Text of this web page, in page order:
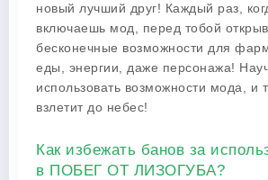
новый лучший друг! Каждый раз,
включаешь мод, перед тобой
бесконечные возможности для
еды, энергии, даже персонажа!
использовать возможности мода, и
взлетит до небес!
Как избежать банов за
в ПОБЕГ ОТ ЛИЗОГУБА?